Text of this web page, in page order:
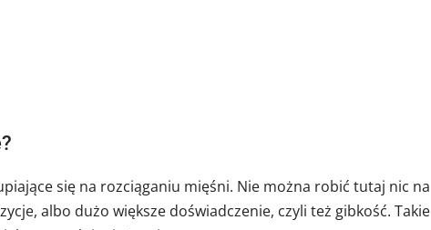
się na rozciąganiu mięśni. Nie można robić tutaj nic na
albo dużo większe doświadczenie, czyli też gibkość. Takie